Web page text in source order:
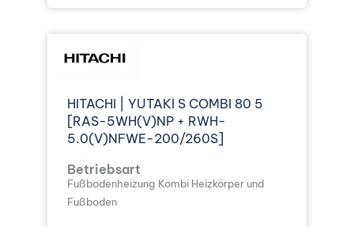
HITACHI | YUTAKI S COMBI 80 5
[RAS-5WH(V)NP + RWH-
5.0(V)NFWE-200/260S]
Betriebsart
Fußbodenheizung Kombi Heizkörper und
Fußboden